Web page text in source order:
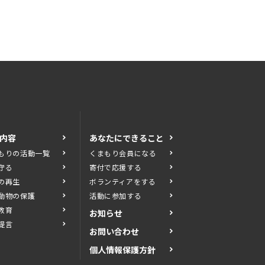
容
りの活動一覧
る
再生
物の保護
育
言
あなたにできること
くまもり会員になる
寄付で応援する
ボランティアをする
活動に参加する
お知らせ
お問い合わせ
個人情報保護方針